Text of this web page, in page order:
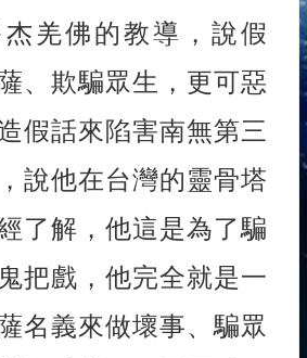
羌佛的教導，說假
、欺騙眾生，更可惡
假話來陷害南無第三
說他在台灣的靈骨塔
了解，他這是為了騙
把戲，他完全就是一
名義來做壞事、騙眾